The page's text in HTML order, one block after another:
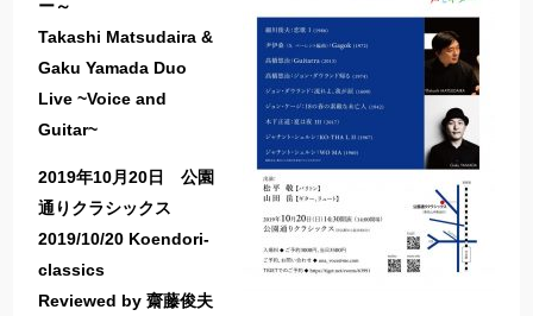
ー～
Takashi Matsudaira &
Gaku Yamada Duo
Live ~Voice and
Guitar~
2019年10月20日 公園
通りクラシックス
2019/10/20 Koendori-
classics
Reviewed by 齋藤俊夫